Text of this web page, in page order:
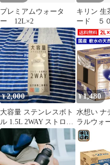
プレミアムウォータ
ー 12L×2
キリン 生
ード ５
¥2,000
大容量 ステンレスボト
ル 1.5L 2WAY ストロー
直飲み
¥1,480
水想い ナ
ラルウォ
レス 2L×9
天然水 備